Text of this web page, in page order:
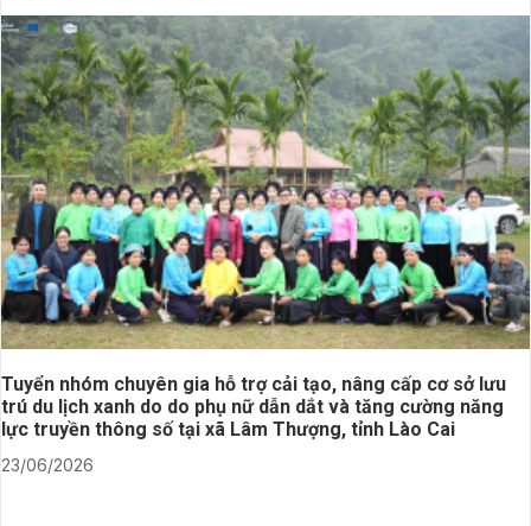
Tuyển nhóm chuyên gia hỗ trợ cải tạo, nâng cấp cơ sở lưu
trú du lịch xanh do do phụ nữ dẫn dắt và tăng cường năng
lực truyền thông số tại xã Lâm Thượng, tỉnh Lào Cai
23/06/2026